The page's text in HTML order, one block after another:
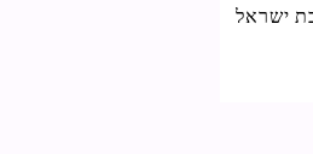
ישראל